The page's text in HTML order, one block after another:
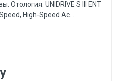
UNIDRIVE S III ENT
High-Speed Ac...